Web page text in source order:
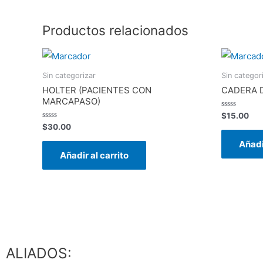
Productos relacionados
Sin categorizar
HOLTER (PACIENTES CON
MARCAPASO)
Valorado
en
0
$30.00
Añadir al carrito
Sin
CADERA
Valorado
en
0
$15.00
ALIADOS: